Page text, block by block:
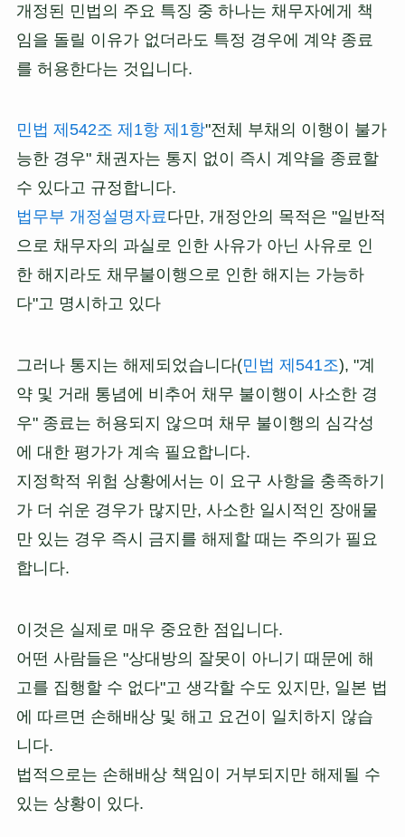
개정된 민법의 주요 특징 중 하나는 채무자에게 책
임을 돌릴 이유가 없더라도 특정 경우에 계약 종료
를 허용한다는 것입니다.
민법 제542조 제1항 제1항"전체 부채의 이행이 불가
능한 경우" 채권자는 통지 없이 즉시 계약을 종료할
수 있다고 규정합니다.
법무부 개정설명자료다만, 개정안의 목적은 "일반적
으로 채무자의 과실로 인한 사유가 아닌 사유로 인
한 해지라도 채무불이행으로 인한 해지는 가능하
다"고 명시하고 있다
그러나 통지는 해제되었습니다(민법 제541조), "계
약 및 거래 통념에 비추어 채무 불이행이 사소한 경
우" 종료는 허용되지 않으며 채무 불이행의 심각성
에 대한 평가가 계속 필요합니다.
지정학적 위험 상황에서는 이 요구 사항을 충족하기
가 더 쉬운 경우가 많지만, 사소한 일시적인 장애물
만 있는 경우 즉시 금지를 해제할 때는 주의가 필요
합니다.
이것은 실제로 매우 중요한 점입니다.
어떤 사람들은 "상대방의 잘못이 아니기 때문에 해
고를 집행할 수 없다"고 생각할 수도 있지만, 일본 법
에 따르면 손해배상 및 해고 요건이 일치하지 않습
니다.
법적으로는 손해배상 책임이 거부되지만 해제될 수
있는 상황이 있다.